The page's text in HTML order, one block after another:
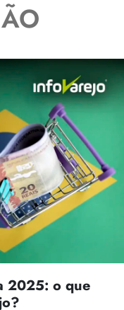
2025: o que